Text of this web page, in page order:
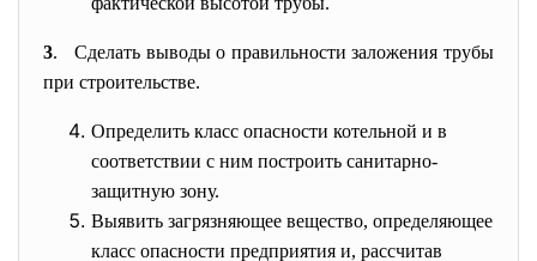
3. Сделать выводы о правильности заложения трубы
при строительстве.
Определить класс опасности котельной и в
соответствии с ним построить санитарно-
защитную зону.
Выявить загрязняющее вещество, определяющее
класс опасности предприятия и, рассчитав